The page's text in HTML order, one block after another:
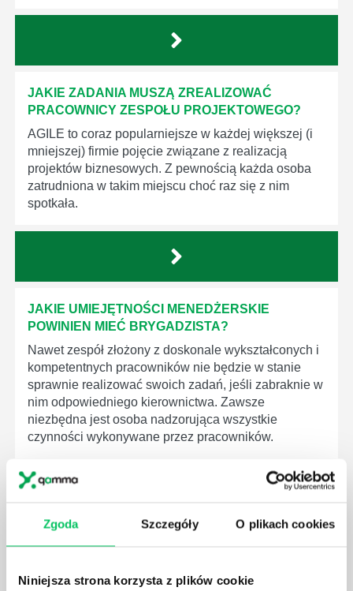
Zgoda Szczegóły O plikach cookies
Niniejsza strona korzysta z plików cookie
JAKIE ZADANIA MUSZĄ ZREALIZOWAĆ
PRACOWNICY ZESPOŁU PROJEKTOWEGO?
AGILE to coraz popularniejsze w każdej większej (i
mniejszej) firmie pojęcie związane z realizacją
projektów biznesowych. Z pewnością każda osoba
zatrudniona w takim miejscu choć raz się z nim
spotkała.
JAKIE UMIEJĘTNOŚCI MENEDŻERSKIE
POWINIEN MIEĆ BRYGADZISTA?
Nawet zespół złożony z doskonale wykształconych i
kompetentnych pracowników nie będzie w stanie
sprawnie realizować swoich zadań, jeśli zabraknie w
nim odpowiedniego kierownictwa. Zawsze
niezbędna jest osoba nadzorująca wszystkie
czynności wykonywane przez pracowników.
JAK BRYGADZISTA MOŻE ROZWINĄĆ SWOJE
Menedżer to niezwykle ważne stanowisko w każdej